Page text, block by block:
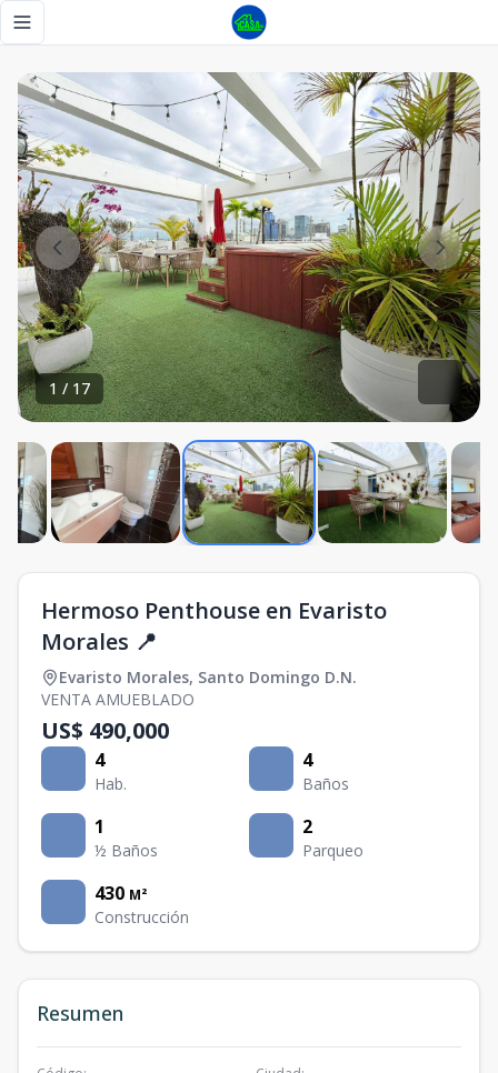
Toggle navigation menu
1 / 17
Hermoso Penthouse en Evaristo
Morales 📍
Evaristo Morales, Santo Domingo D.N.
VENTA AMUEBLADO
US$ 490,000
4
Hab.
4
Baños
1
½ Baños
2
Parqueo
430 M²
Construcción
Resumen
Hermoso Penthouse en Evaristo Morales 📍 - Tu Casa RD